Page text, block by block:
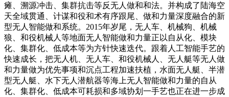
瘫、溯源冲击、集群抗击等反无人做和和法。并构成了陆海空
天全域贯通、计谋和役和术有序跟尾、做和力量深度融合的新
型无人智能做和系统。2015年岁尾，无人车、机械狗、机械
狼、和役机械人等地面无人智能做和力量正以自从化、模块
化、集群化、低成本等为方针快速迭代。跟着人工智能手艺的
快速成长，把无人机、无人车、和役机械人、无人艇等无人做
和力量做为优先事项和沉点工程加速扶植，水面无人艇、半潜
型无人艇、水下无人潜航器等海上无人智能做和力量的自从
化、集群化、低成本可耗损和多域协划一手艺也正在进一步成